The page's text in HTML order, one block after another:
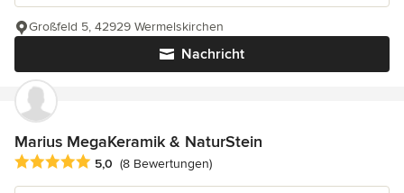
Nachricht
Großfeld 5, 42929 Wermelskirchen
Marius MegaKeramik & NaturStein
Durchschnittliche Bewertung: 5 von 5 Sternen
5,0 (8 Bewertungen)